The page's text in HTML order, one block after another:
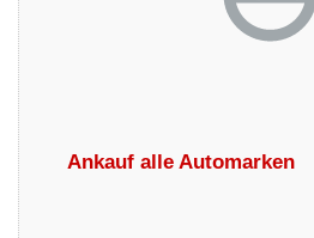
Ankauf alle Automarken